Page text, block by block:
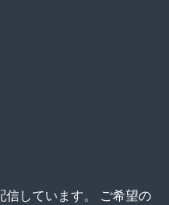
信しています。 ご希望の